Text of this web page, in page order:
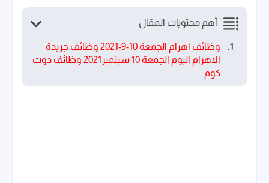
أهم محتويات المقال
وظائف اهرام الجمعة 10-9-2021 وظائف جريدة
الاهرام اليوم الجمعة 10 سبتمبر2021 وظائف دوت
كوم